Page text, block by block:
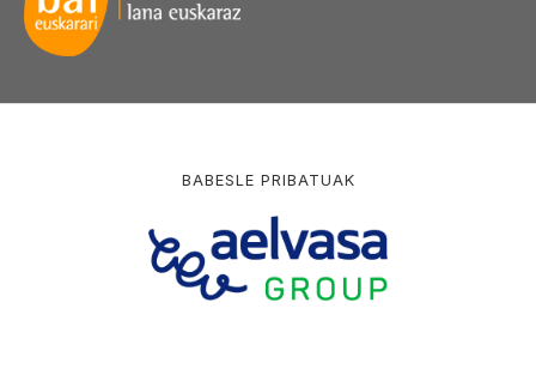
BABESLE PRIBATUAK